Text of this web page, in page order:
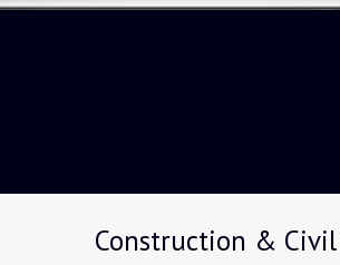
Construction &